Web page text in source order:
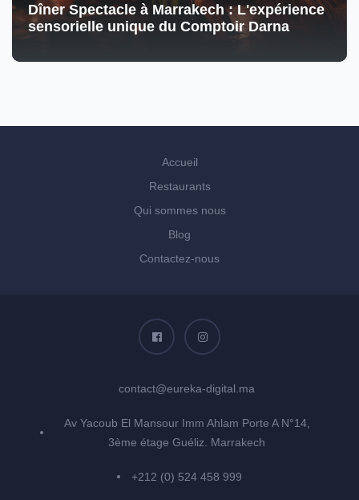
Dîner Spectacle à Marrakech : L'expérience
sensorielle unique du Comptoir Darna
Accueil
Restaurants
Qui sommes nous
Blog
Contactez-nous
contact@eureka-digital.ma
Av Yacoub El Mansour Imm Ahlam Porte A N°14,
3ème étage Guéliz. Marrakech
+212 (0) 524 458 999